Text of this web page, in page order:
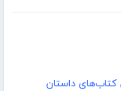
کتاب‌های داستان